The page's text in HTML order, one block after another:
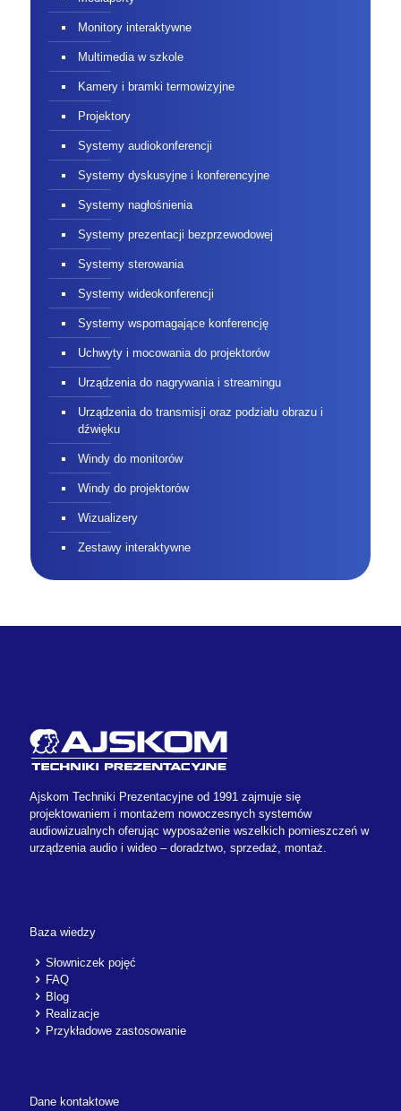
Monitory interaktywne
Multimedia w szkole
Kamery i bramki termowizyjne
Projektory
Systemy audiokonferencji
Systemy dyskusyjne i konferencyjne
Systemy nagłośnienia
Systemy prezentacji bezprzewodowej
Systemy sterowania
Systemy wideokonferencji
Systemy wspomagające konferencję
Uchwyty i mocowania do projektorów
Urządzenia do nagrywania i streamingu
Urządzenia do transmisji oraz podziału obrazu i
dźwięku
Windy do monitorów
Windy do projektorów
Wizualizery
Zestawy interaktywne
Ajskom Techniki Prezentacyjne od 1991 zajmuje się
projektowaniem i montażem nowoczesnych systemów
audiowizualnych oferując wyposażenie wszelkich pomieszczeń w
urządzenia audio i wideo – doradztwo, sprzedaż, montaż.
Baza wiedzy
Słowniczek pojęć
FAQ
Blog
Realizacje
Przykładowe zastosowanie
Dane kontaktowe